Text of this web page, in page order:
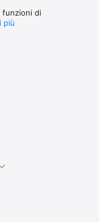
funzioni di
più